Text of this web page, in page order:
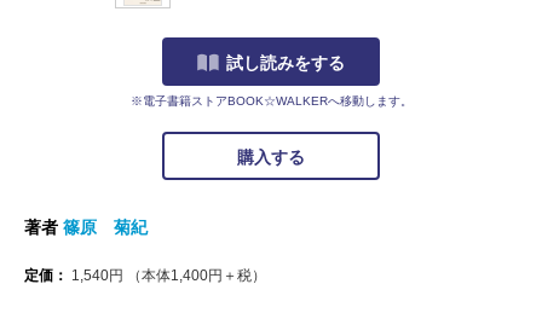
試し読みをする
※電子書籍ストアBOOK☆WALKERへ移動します。
購入する
著者 篠原 菊紀
定価： 1,540円 （本体1,400円＋税）